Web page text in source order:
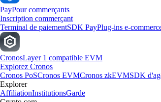
PayPour commerçants
Inscription commerçant
Terminal de paiementSDK PayPlug-ins e-
CronosLayer 1 compatible EVM
Explorez Cronos
Cronos PoSCronos EVMCronos zkEVMSDK
Explorer
AffiliationInstitutionsGarde